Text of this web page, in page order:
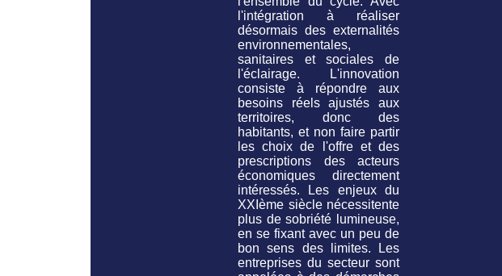
l'intégration à réaliser
désormais des externalités
environnementales,
sanitaires et sociales de
l'éclairage. L'innovation
consiste à répondre aux
besoins réels ajustés aux
territoires, donc des
habitants, et non faire partir
les choix de l'offre et des
prescriptions des acteurs
économiques directement
intéressés. Les enjeux du
XXIème siècle nécessitente
plus de sobriété lumineuse,
en se fixant avec un peu de
bon sens des limites. Les
entreprises du secteur sont